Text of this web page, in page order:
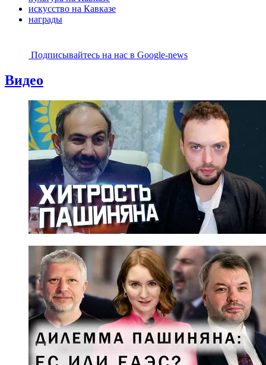
искусство на Кавказе
награды
Подписывайтесь на наc в Google-news
Видео